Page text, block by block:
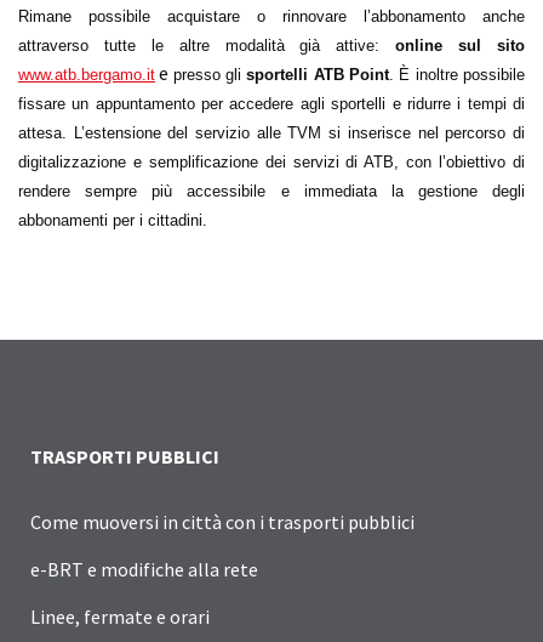
Rimane possibile acquistare o rinnovare l’abbonamento anche
attraverso tutte le altre modalità già attive:online sul sito
www.atb.bergamo.it e presso glisportelli ATB Point. È inoltre possibile
fissare un appuntamento per accedere agli sportelli e ridurre i tempi di
attesa. L’estensione del servizio alle TVM si inserisce nel percorso di
digitalizzazione e semplificazione dei servizi di ATB, con l’obiettivo di
rendere sempre più accessibile e immediata la gestione degli
abbonamenti per i cittadini.
TRASPORTI PUBBLICI
Come muoversi in città con i trasporti pubblici
e-BRT e modifiche alla rete
Linee, fermate e orari